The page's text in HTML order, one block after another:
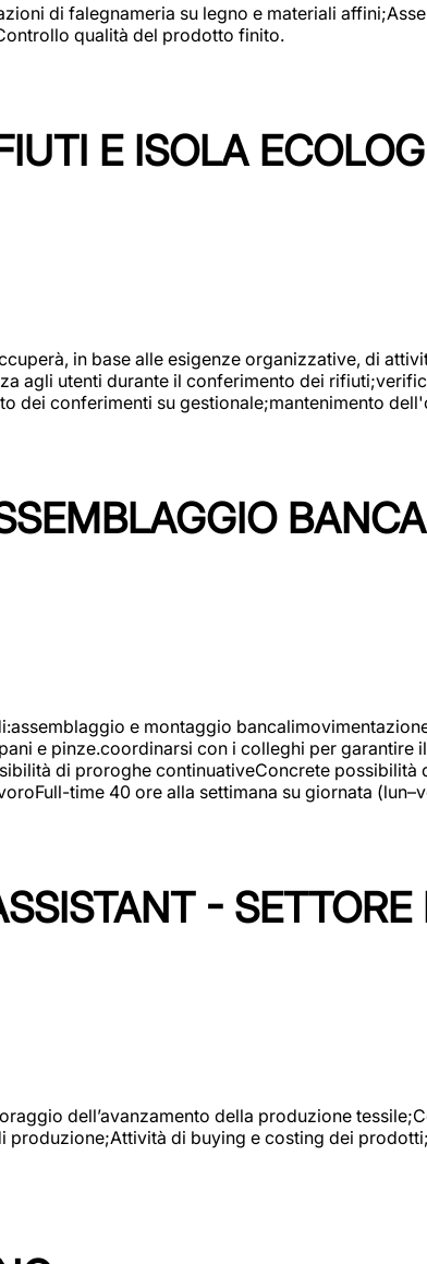
di falegnameria su legno e materiali
qualità del prodotto finito.
E ISOLA
in base alle esigenze organizzative, di
agli utenti durante il conferimento dei
dei conferimenti su gestionale;mantenimento
e montaggio
e pinze.coordinarsi con i colleghi per garantire
di proroghe continuativeConcrete possibilità
time 40 ore alla settimana su giornata
- SETTORE
dell’avanzamento della produzione
produzione;Attività di buying e costing dei